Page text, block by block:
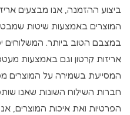
ביצוע ההזמנה, אנו מבצעים
המוצרים באמצעות שיטות
במצבם הטוב ביותר. המשלוחים
אריזות קרטון וגם באמצעות
המסייעת בשמירה על המוצרים
חברות השילוח השונות שאנו
הפרטיות ואת איכות המוצרים,